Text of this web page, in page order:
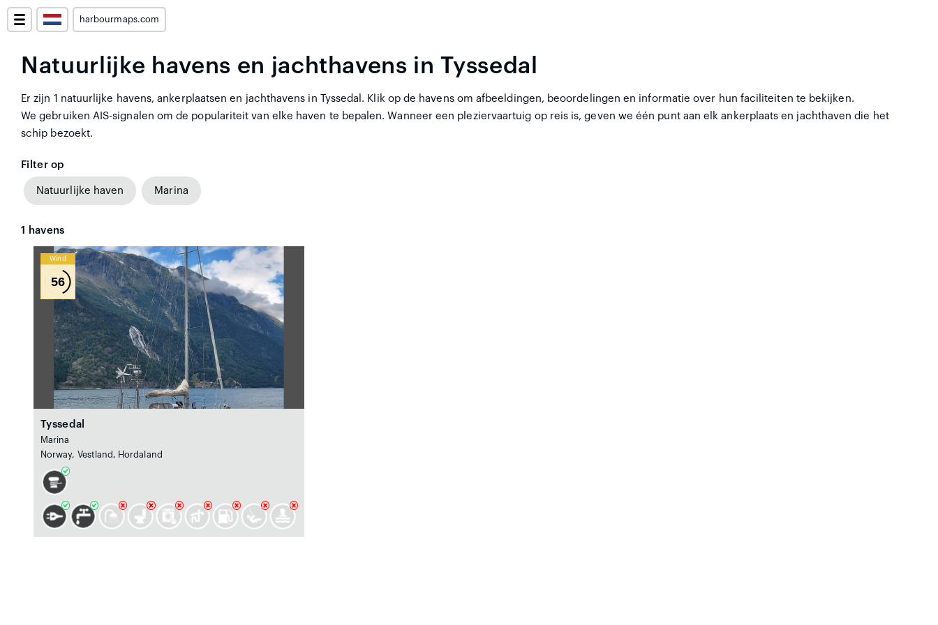
harbourmaps.com
Natuurlijke havens en jachthavens in Tyssedal
Er zijn 1 natuurlijke havens, ankerplaatsen en jachthavens in Tyssedal. Klik op de havens om afbeeldingen, beoordelingen en informatie over hun faciliteiten te bekijken.
We gebruiken AIS-signalen om de populariteit van elke haven te bepalen. Wanneer een pleziervaartuig op reis is, geven we één punt aan elk ankerplaats en jachthaven die het
schip bezoekt.
Filter op
Natuurlijke haven Marina
1 havens
Wind
56
Tyssedal
Marina
Norway, Vestland, Hordaland